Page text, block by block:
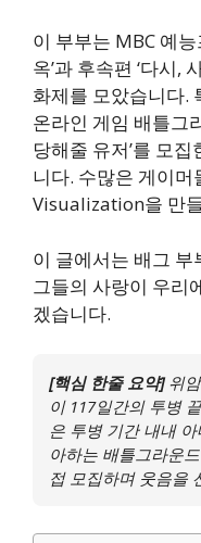
이 부부는 MBC 예
옥’과 후속편 ‘다시,
화제를 모았습니다.
온라인 게임 배틀그
당해줄 유저’를 모
니다. 수많은 게이
Visualization을 만
이 글에서는 배그
그들의 사랑이 우리
겠습니다.
[핵심 한줄 요약]위
이 117일간의 투병
은 투병 기간 내내
아하는 배틀그라운
접 모집하며 웃음을